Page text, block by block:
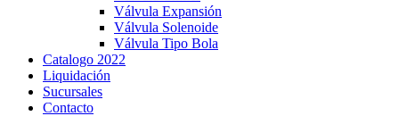
Válvula Expansión
Válvula Solenoide
Válvula Tipo Bola
Catalogo 2022
Liquidación
Sucursales
Contacto